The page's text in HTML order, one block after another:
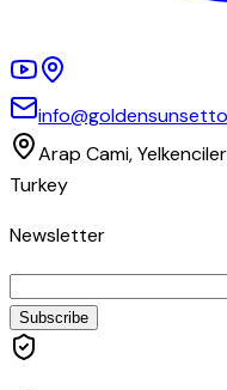
Arap Cami,
Turkey
Newsletter
Subscribe